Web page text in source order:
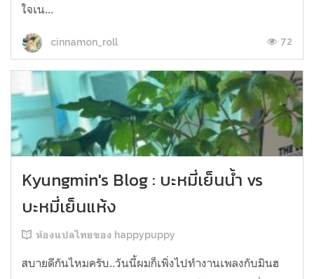
ใจเน...
cinnamon_roll 72
Kyungmin's Blog : บะหมี่เย็นน้ำ vs
บะหมี่เย็นแห้ง
ห้องแปลไทยของ happypuppy
สบายดีกันไหมครับ..วันนี้ผมก็เพิ่งไปทำงานเพลงกับมินฮ